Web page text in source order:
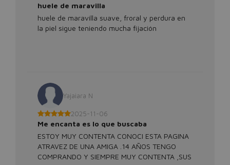
huele de maravilla
huele de maravilla suave, froral y perdura en
la piel sigue teniendo mucha fijación
Yajaiara N
2025-11-06
Me encanta es lo que buscaba
ESTOY MUY CONTENTA CONOCI ESTA PAGINA
ATRAVEZ DE UNA AMIGA .14 AÑOS TENGO
COMPRANDO Y SIEMPRE MUY CONTENTA ,SUS